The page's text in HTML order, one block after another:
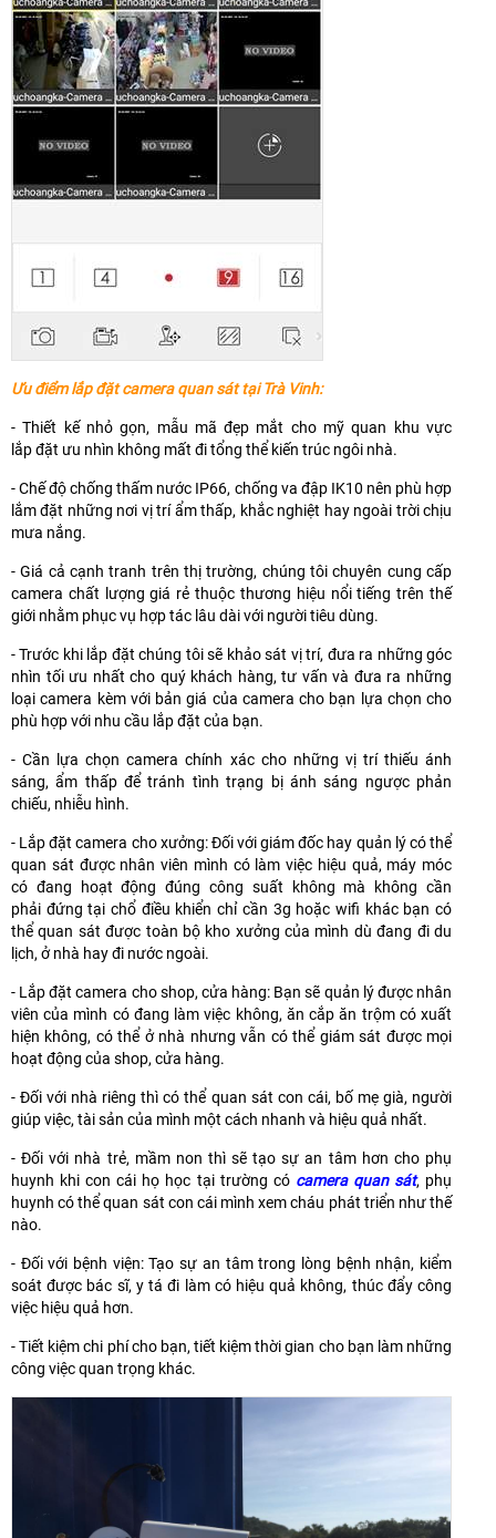
Ưu điểm lắp đặt camera quan sát tại Trà Vinh:
- Thiết kế nhỏ gọn, mẫu mã đẹp mắt cho mỹ quan khu vực
lắp đặt ưu nhìn không mất đi tổng thể kiến trúc ngôi nhà.
- Chế độ chống thấm nước IP66, chống va đập IK10 nên phù hợp
lắm đặt những nơi vị trí ẩm thấp, khắc nghiệt hay ngoài trời chịu
mưa nắng.
- Giá cả cạnh tranh trên thị trường, chúng tôi chuyên cung cấp
camera chất lượng giá rẻ thuộc thương hiệu nổi tiếng trên thế
giới nhằm phục vụ hợp tác lâu dài với người tiêu dùng.
- Trước khi lắp đặt chúng tôi sẽ khảo sát vị trí, đưa ra những góc
nhìn tối ưu nhất cho quý khách hàng, tư vấn và đưa ra những
loại camera kèm với bản giá của camera cho bạn lựa chọn cho
phù hợp với nhu cầu lắp đặt của bạn.
- Cần lựa chọn camera chính xác cho những vị trí thiếu ánh
sáng, ẩm thấp để tránh tình trạng bị ánh sáng ngược phản
chiếu, nhiễu hình.
- Lắp đặt camera cho xưởng: Đối với giám đốc hay quản lý có thể
quan sát được nhân viên mình có làm việc hiệu quả, máy móc
có đang hoạt động đúng công suất không mà không cần
phải đứng tại chổ điều khiển chỉ cần 3g hoặc wifi khác bạn có
thể quan sát được toàn bộ kho xưởng của mình dù đang đi du
lịch, ở nhà hay đi nước ngoài.
- Lắp đặt camera cho shop, cửa hàng: Bạn sẽ quản lý được nhân
viên của mình có đang làm việc không, ăn cắp ăn trộm có xuất
hiện không, có thể ở nhà nhưng vẫn có thể giám sát được mọi
hoạt động của shop, cửa hàng.
- Đối với nhà riêng thì có thể quan sát con cái, bố mẹ già, người
giúp việc, tài sản của mình một cách nhanh và hiệu quả nhất.
- Đối với nhà trẻ, mầm non thì sẽ tạo sự an tâm hơn cho phụ
huynh khi con cái họ học tại trường có camera quan sát, phụ
huynh có thể quan sát con cái mình xem cháu phát triển như thế
nào.
- Đối với bệnh viện: Tạo sự an tâm trong lòng bệnh nhận, kiểm
soát được bác sĩ, y tá đi làm có hiệu quả không, thúc đẩy công
việc hiệu quả hơn.
- Tiết kiệm chi phí cho bạn, tiết kiệm thời gian cho bạn làm những
công việc quan trọng khác.